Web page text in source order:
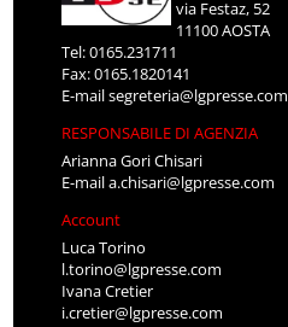
via Festaz, 52
11100 AOSTA
Tel: 0165.231711
Fax: 0165.1820141
E-mailsegreteria@lgpresse.com
RESPONSABILE DI AGENZIA
Arianna Gori Chisari
E-maila.chisari@lgpresse.com
Account
Luca Torino
l.torino@lgpresse.com
Ivana Cretier
i.cretier@lgpresse.com